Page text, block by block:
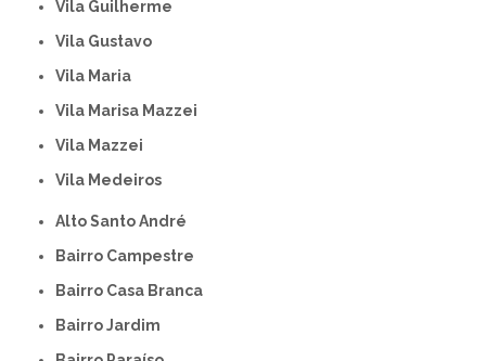
Vila Guilherme
Vila Gustavo
Vila Maria
Vila Marisa Mazzei
Vila Mazzei
Vila Medeiros
Alto Santo André
Bairro Campestre
Bairro Casa Branca
Bairro Jardim